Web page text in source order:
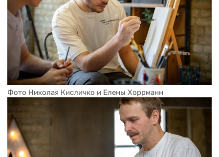
Фото Николая Кисличко и Елены Хоррманн